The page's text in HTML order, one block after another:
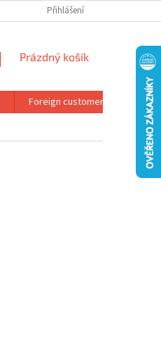
REKLAMAČNÍ ŘÁD
Přihlášení
NÁKUPNÍ
Prázdný košík
Foreign customers